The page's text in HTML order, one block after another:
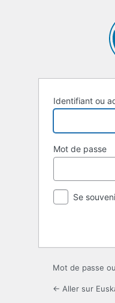
Identifiant ou
Mot de passe
Se
Mot de passe
← Aller sur